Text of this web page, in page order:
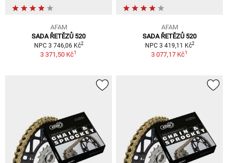
AFAM
SADA ŘETĚZŮ 520
NPC 3 746,06 Kč2
3 371,50 Kč1
AFAM
SADA ŘETĚZŮ 520
NPC 3 419,11 Kč2
3 077,17 Kč1